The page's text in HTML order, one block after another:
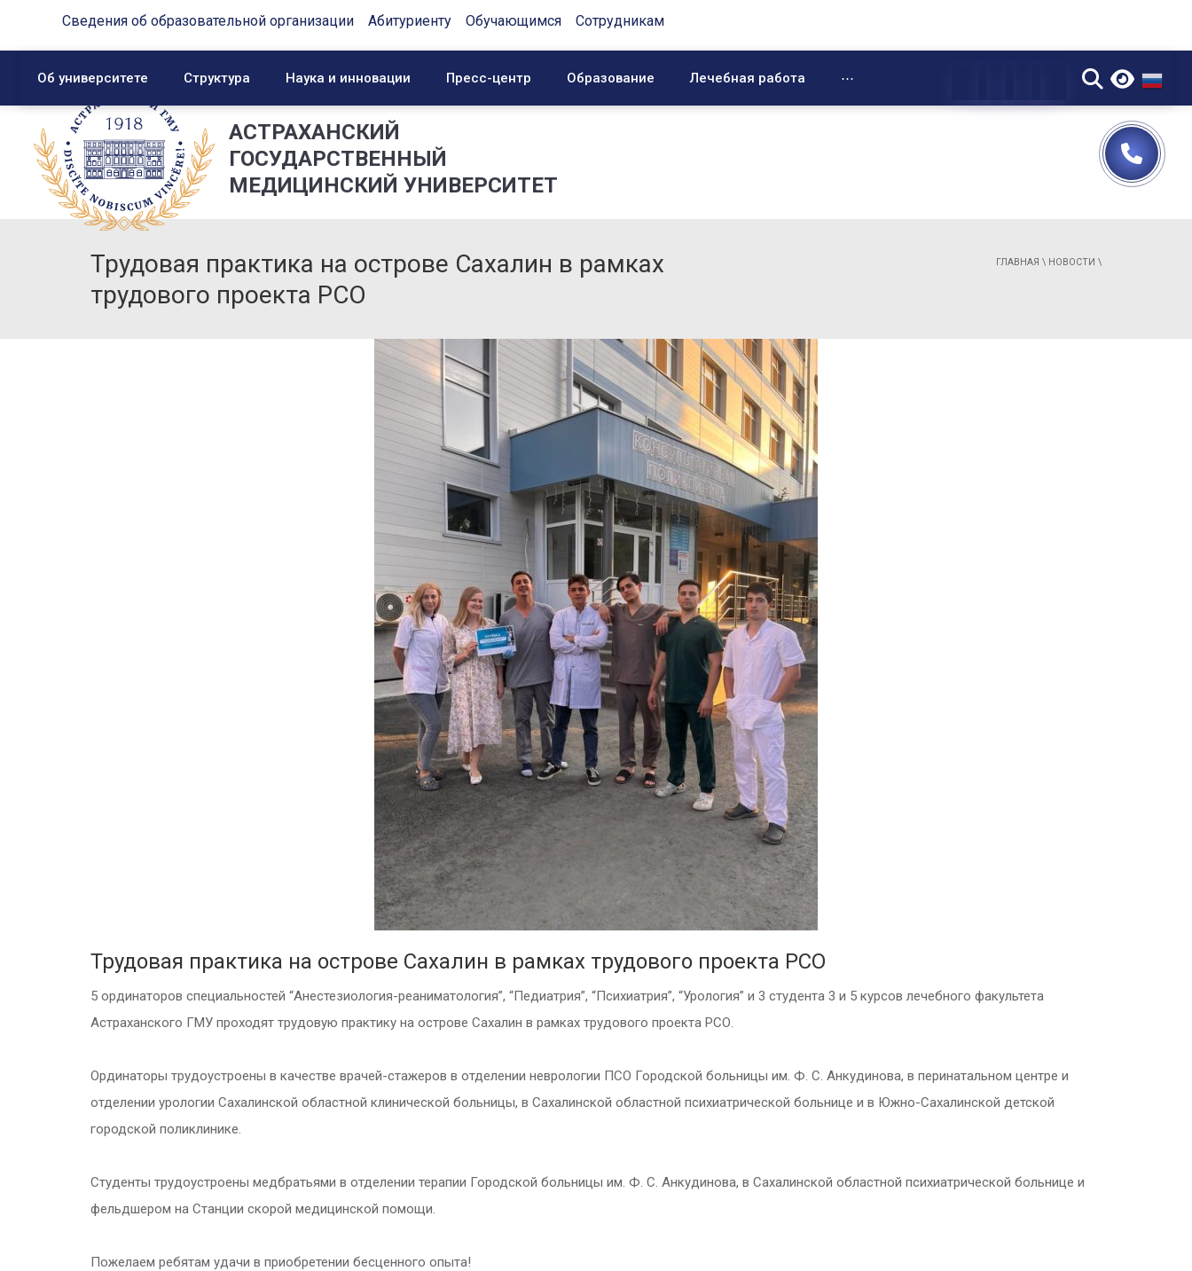
Сведения об образовательной организации Абитуриенту Обучающимся Сотрудникам
Об университете Структура Наука и инновации Пресс-центр Образование Лечебная работа ⋯ ▼
АСТРАХАНСКИЙ
ГОСУДАРСТВЕННЫЙ
МЕДИЦИНСКИЙ УНИВЕРСИТЕТ
Трудовая практика на острове Сахалин в рамках
трудового проекта РСО
ГЛАВНАЯ \ НОВОСТИ \
Трудовая практика на острове Сахалин в рамках трудового проекта РСО
5 ординаторов специальностей “Анестезиология-реаниматология”, “Педиатрия”, “Психиатрия”, “Урология” и 3 студента 3 и 5 курсов лечебного факультета
Астраханского ГМУ проходят трудовую практику на острове Сахалин в рамках трудового проекта РСО.
Ординаторы трудоустроены в качестве врачей-стажеров в отделении неврологии ПСО Городской больницы им. Ф. С. Анкудинова, в перинатальном центре и
отделении урологии Сахалинской областной клинической больницы, в Сахалинской областной психиатрической больнице и в Южно-Сахалинской детской
городской поликлинике.
Студенты трудоустроены медбратьями в отделении терапии Городской больницы им. Ф. С. Анкудинова, в Сахалинской областной психиатрической больнице и
фельдшером на Станции скорой медицинской помощи.
Пожелаем ребятам удачи в приобретении бесценного опыта!